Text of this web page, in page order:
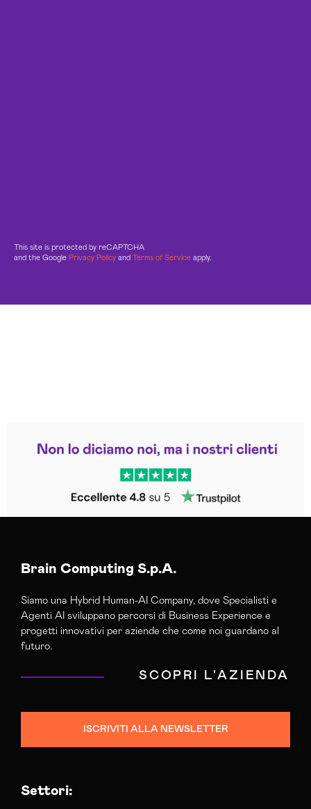
This site is protected by reCAPTCHA
and the Google Privacy Policy and Terms of Service apply.
Trustpilot
Brain Computing S.p.A.
Siamo una Hybrid Human-AI Company, dove Specialisti e
Agenti AI sviluppano percorsi di Business Experience e
progetti innovativi per aziende che come noi guardano al
futuro.
SCOPRI L'AZIENDA
ISCRIVITI ALLA NEWSLETTER
Settori: